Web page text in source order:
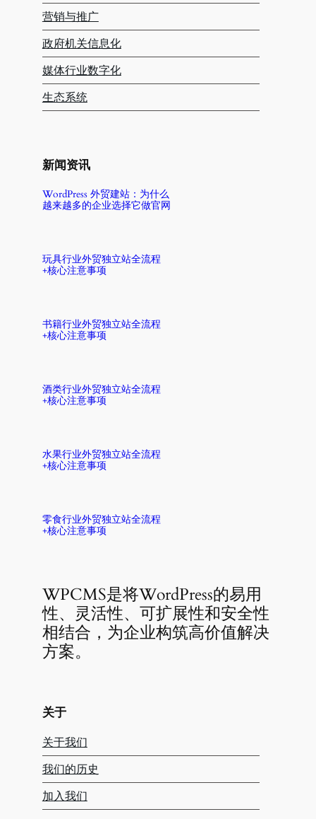
营销与推广
政府机关信息化
媒体行业数字化
生态系统
新闻资讯
WordPress 外贸建站：为什么
越来越多的企业选择它做官网
玩具行业外贸独立站全流程
+核心注意事项
书籍行业外贸独立站全流程
+核心注意事项
酒类行业外贸独立站全流程
+核心注意事项
水果行业外贸独立站全流程
+核心注意事项
零食行业外贸独立站全流程
+核心注意事项
WPCMS是将WordPress的易用
性、灵活性、可扩展性和安全性
相结合，为企业构筑高价值解决
方案。
关于
关于我们
我们的历史
加入我们